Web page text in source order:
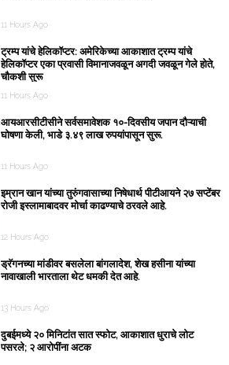
11 Hours Ago
ट्रम्प यांचे हेलिकॉप्टर: अमेरिकेच्या आकाशात ट्रम्प यांचे
हेलिकॉप्टर एका प्रवासी विमानाजवळून अगदी जवळून गेले होते,
चौकशी सुरू
11 Hours Ago
आयआरसीटीसीने सर्वसमावेशक १०-दिवसीय जपान दौऱ्याची
घोषणा केली, भाडे ३.४९ लाख रुपयांपासून सुरू.
11 Hours Ago
इम्रान खान यांच्या तुरुंगवासाच्या निषेधार्थ पीटीआयने २७ सप्टेंबर
रोजी इस्लामाबादवर मोर्चा काढण्याचे ठरवले आहे.
12 Hours Ago
ड्रॅगनच्या मांडीवर बसलेला बांगलादेश, शेख हसीना यांच्या
नावाखाली भारताला थेट धमकी देत ​​आहे.
13 Hours Ago
दुबईमध्ये २० मिनिटांत सात स्फोट, आकाशात धुराचे लोट
पसरले; २ आरोपींना अटक